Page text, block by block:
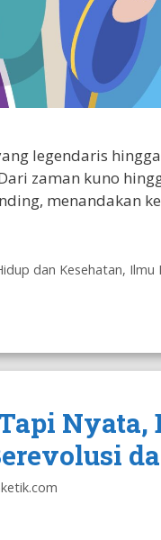
legendaris
zaman kuno
menandakan
dan Kesehatan, Ilmu
Nyata,